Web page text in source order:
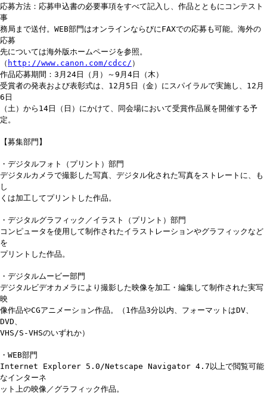
応募方法：応募申込書の必要事項をすべて記入し、作品とともにコンテスト
事
務局まで送付。WEB部門はオンラインならびにFAXでの応募も可能。海外の
応募
先については海外版ホームページを参照。
（ http://www.canon.com/cdcc/ ）
作品応募期間：3月24日（月）～9月4日（木）
受賞者の発表および表彰式は、12月5日（金）にスパイラルで実施し、12月
6日
（土）から14日（日）にかけて、同会場において受賞作品展を開催する予
定。
【募集部門】
・デジタルフォト（プリント）部門
デジタルカメラで撮影した写真、デジタル化された写真をストレートに、も
し
くは加工してプリントした作品。
・デジタルグラフィック／イラスト（プリント）部門
コンピュータを使用して制作されたイラストレーションやグラフィックなど
を
プリントした作品。
・デジタルムービー部門
デジタルビデオカメラにより撮影した映像を加工・編集して制作された実写
映
像作品やCGアニメーション作品。（1作品3分以内、フォーマットはDV、
DVD、
VHS/S-VHSのいずれか）
・WEB部門
Internet Explorer 5.0/Netscape Navigator 4.7以上で閲覧可能
なインターネ
ット上の映像／グラフィック作品。